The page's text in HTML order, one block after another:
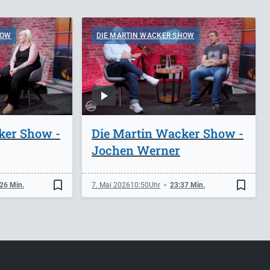
Show -
Min. bookmark_border
DIE MARTIN WACKER SHOW
Die Martin Wacker Show -
Jochen Werner
7. Mai 202610:50 23:37 Min. bookmark_border